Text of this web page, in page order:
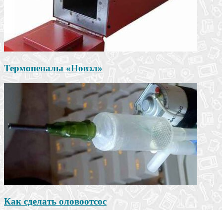
Термопеналы «Новэл»
Как сделать оловоотсос